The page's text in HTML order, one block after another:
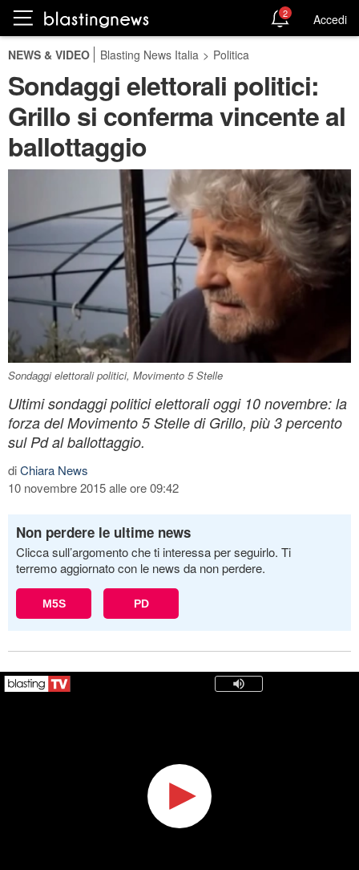
2 Accedi
NEWS & VIDEO Blasting News Italia > Politica
Sondaggi elettorali politici:
Grillo si conferma vincente al
ballottaggio
Sondaggi elettorali politici, Movimento 5 Stelle
Ultimi sondaggi politici elettorali oggi 10 novembre: la
forza del Movimento 5 Stelle di Grillo, più 3 percento
sul Pd al ballottaggio.
diChiara News
10 novembre 2015 alle ore 09:42
Non perdere le ultime news
Clicca sull’argomento che ti interessa per seguirlo. Ti
terremo aggiornato con le news da non perdere.
M5S PD